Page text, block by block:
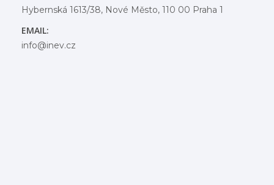
Hybernská 1613/38, Nové Město, 110 00 Praha 1
EMAIL:
info@inev.cz